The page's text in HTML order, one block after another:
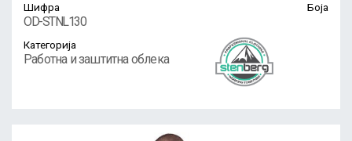
Шифра
OD-STNL130
Боја
Категорија
Работна и заштитна облека